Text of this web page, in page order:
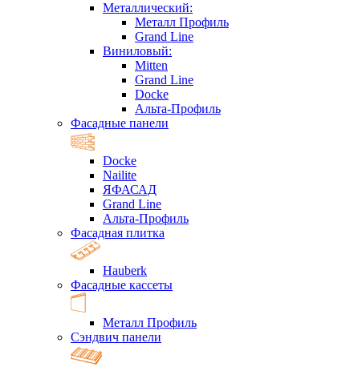
Металлический:
Металл Профиль
Grand Line
Виниловый:
Mitten
Grand Line
Docke
Альта-Профиль
Фасадные панели
Docke
Nailite
ЯФАСАД
Grand Line
Альта-Профиль
Фасадная плитка
Hauberk
Фасадные кассеты
Металл Профиль
Сэндвич панели